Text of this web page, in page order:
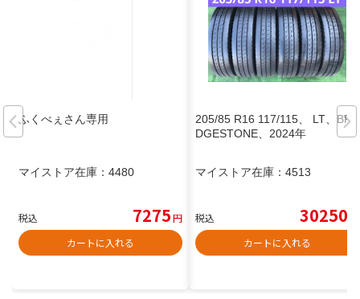
ふくべぇさん専用
マイストア在庫： 4480
税込 7275円
カートに入れる
205/85 R16 117/115、 LT、BRI
DGESTONE、2024年
マイストア在庫： 4513
税込 30250
カートに入れる